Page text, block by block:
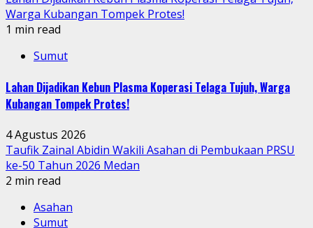
Warga Kubangan Tompek Protes!
1 min read
Sumut
Lahan Dijadikan Kebun Plasma Koperasi Telaga Tujuh, Warga
Kubangan Tompek Protes!
4 Agustus 2026
Taufik Zainal Abidin Wakili Asahan di Pembukaan PRSU
ke-50 Tahun 2026 Medan
2 min read
Asahan
Sumut